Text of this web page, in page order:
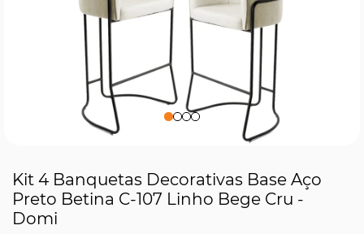
Kit 4 Banquetas Decorativas Base Aço
Preto Betina C-107 Linho Bege Cru -
Domi